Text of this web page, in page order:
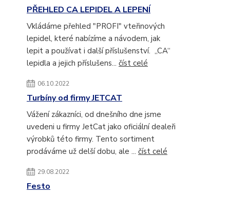
PŘEHLED CA LEPIDEL A LEPENÍ
Vkládáme přehled "PROFI" vteřinových
lepidel, které nabízíme a návodem, jak
lepit a používat i další příslušenství. „CA“
lepidla a jejich příslušens... číst celé
06.10.2022
Turbíny od firmy JETCAT
Vážení zákazníci, od dnešního dne jsme
uvedeni u firmy JetCat jako oficiální dealeři
výrobků této firmy. Tento sortiment
prodáváme už delší dobu, ale ... číst celé
29.08.2022
Festo